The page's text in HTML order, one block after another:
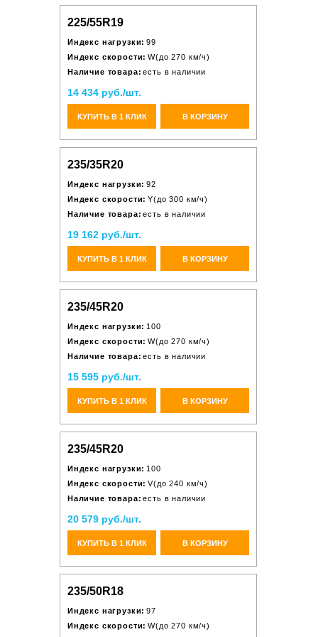
225/55R19
Индекс нагрузки: 99
Индекс скорости: W(до 270 км/ч)
Наличие товара: есть в наличии
14 434 руб./шт.
КУПИТЬ В 1 КЛИК В КОРЗИНУ
235/35R20
Индекс нагрузки: 92
Индекс скорости: Y(до 300 км/ч)
Наличие товара: есть в наличии
19 162 руб./шт.
КУПИТЬ В 1 КЛИК В КОРЗИНУ
235/45R20
Индекс нагрузки: 100
Индекс скорости: W(до 270 км/ч)
Наличие товара: есть в наличии
15 595 руб./шт.
КУПИТЬ В 1 КЛИК В КОРЗИНУ
235/45R20
Индекс нагрузки: 100
Индекс скорости: V(до 240 км/ч)
Наличие товара: есть в наличии
20 579 руб./шт.
КУПИТЬ В 1 КЛИК В КОРЗИНУ
235/50R18
Индекс нагрузки: 97
Индекс скорости: W(до 270 км/ч)